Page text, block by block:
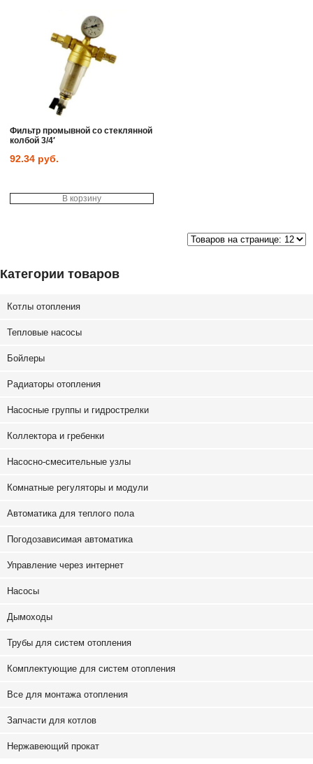
Фильтр промывной со стеклянной
колбой 3/4′
92.34 руб.
В корзину
Категории товаров
Котлы отопления
Тепловые насосы
Бойлеры
Радиаторы отопления
Насосные группы и гидрострелки
Коллектора и гребенки
Насосно-смесительные узлы
Комнатные регуляторы и модули
Автоматика для теплого пола
Погодозависимая автоматика
Управление через интернет
Насосы
Дымоходы
Трубы для систем отопления
Комплектующие для систем отопления
Все для монтажа отопления
Запчасти для котлов
Нержавеющий прокат